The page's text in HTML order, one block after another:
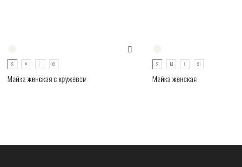
S M L XL
Майка женская с кружевом
S M L XL
Майка женская